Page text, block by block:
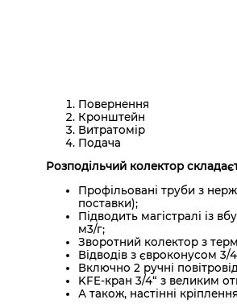
Повернення
Кронштейн
Витратомір
Подача
Розподільчий колектор
Профільовані труби з
поставки);
Підводить магістралі із
м3/г;
Зворотний колектор з
Відводів з євроконусом 3/
Включно 2 ручні
KFE-кран 3/4“ з великим
А також, настінні